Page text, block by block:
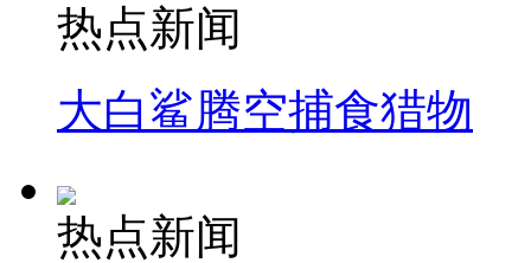
热点新闻
大白鲨腾空捕食猎物
热点新闻